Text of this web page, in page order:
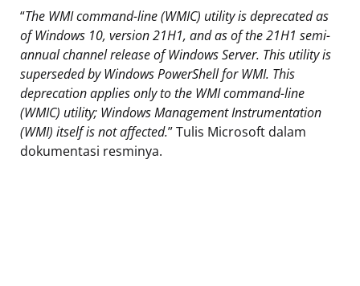
“The WMI command-line (WMIC) utility is deprecated as
of Windows 10, version 21H1, and as of the 21H1 semi-
annual channel release of Windows Server. This utility is
superseded by Windows PowerShell for WMI. This
deprecation applies only to the WMI command-line
(WMIC) utility; Windows Management Instrumentation
(WMI) itself is not affected.” Tulis Microsoft dalam
dokumentasi resminya.